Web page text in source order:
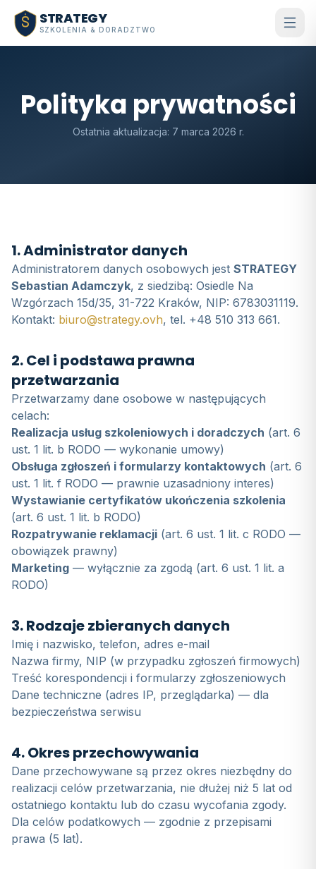
Przejdź do treści głównej
STRATEGY
SZKOLENIA & DORADZTWO
Polityka prywatności
Ostatnia aktualizacja: 7 marca 2026 r.
1. Administrator danych
Administratorem danych osobowych jest STRATEGY
Sebastian Adamczyk, z siedzibą: Osiedle Na
Wzgórzach 15d/35, 31-722 Kraków, NIP: 6783031119.
Kontakt: biuro@strategy.ovh, tel. +48 510 313 661.
2. Cel i podstawa prawna
przetwarzania
Przetwarzamy dane osobowe w następujących
celach:
Realizacja usług szkoleniowych i doradczych (art. 6
ust. 1 lit. b RODO — wykonanie umowy)
Obsługa zgłoszeń i formularzy kontaktowych (art. 6
ust. 1 lit. f RODO — prawnie uzasadniony interes)
Wystawianie certyfikatów ukończenia szkolenia
(art. 6 ust. 1 lit. b RODO)
Rozpatrywanie reklamacji (art. 6 ust. 1 lit. c RODO —
obowiązek prawny)
Marketing — wyłącznie za zgodą (art. 6 ust. 1 lit. a
RODO)
3. Rodzaje zbieranych danych
Imię i nazwisko, telefon, adres e-mail
Nazwa firmy, NIP (w przypadku zgłoszeń firmowych)
Treść korespondencji i formularzy zgłoszeniowych
Dane techniczne (adres IP, przeglądarka) — dla
bezpieczeństwa serwisu
4. Okres przechowywania
Dane przechowywane są przez okres niezbędny do
realizacji celów przetwarzania, nie dłużej niż 5 lat od
ostatniego kontaktu lub do czasu wycofania zgody.
Dla celów podatkowych — zgodnie z przepisami
prawa (5 lat).